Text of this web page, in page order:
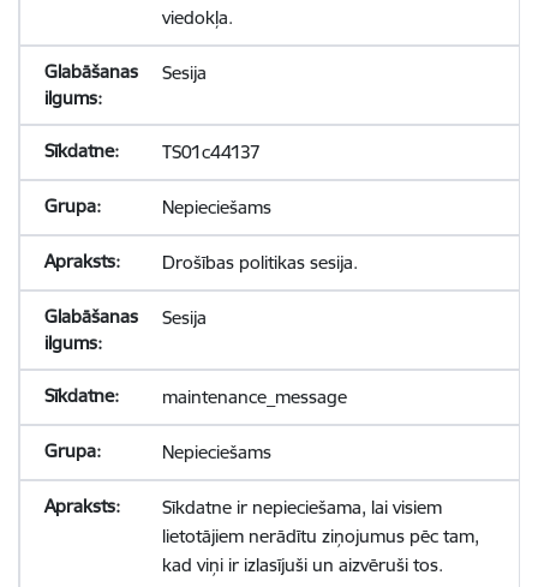
viedokļa.
Sesija
TS01c44137
Nepieciešams
Drošības politikas sesija.
Sesija
maintenance_message
Nepieciešams
Sīkdatne ir nepieciešama, lai visiem
lietotājiem nerādītu ziņojumus pēc tam,
kad viņi ir izlasījuši un aizvēruši tos.